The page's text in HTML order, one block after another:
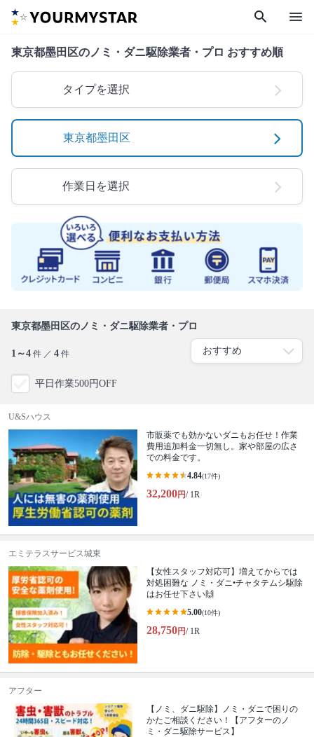
search menu
東京都墨田区のノミ・ダニ駆除業者・プロ おすすめ順
タイプを選択
東京都墨田区
作業日を選択
東京都墨田区のノミ・ダニ駆除業者・プロ
1～4 件 ／ 4 件
平日作業500円OFF
U&Sハウス
市販薬でも効かないダニもお任せ！作業
費用追加料金一切無し。家や部屋の広さ
での料金です。
4.84(17件)
32,200円/ 1R
エミテラスサービス城東
【女性スタッフ対応可】増えてからでは
対処困難な ノミ・ダニ•チャタテムシ駆除
はお任せ下さい🙌
5.00(10件)
28,750円/ 1R
アフター
【ノミ、ダニ駆除】ノミ・ダニで困りの
かたご相談ください！【アフターのノ
ミ・ダニ駆除サービス】